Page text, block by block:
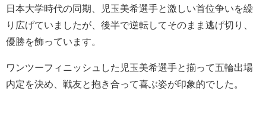
日本大学時代の同期、児玉美希選手と激しい首位争いを繰
り広げていましたが、後半で逆転してそのまま逃げ切り、
優勝を飾っています。
ワンツーフィニッシュした児玉美希選手と揃って五輪出場
内定を決め、戦友と抱き合って喜ぶ姿が印象的でした。